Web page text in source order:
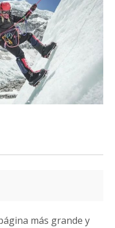
más grande y